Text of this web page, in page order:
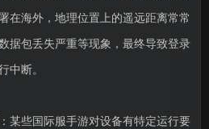
在海外，地理位置上的遥远距离常常
据包丢失严重等现象，最终导致登录
中断。
某些国际服手游对设备有特定运行要